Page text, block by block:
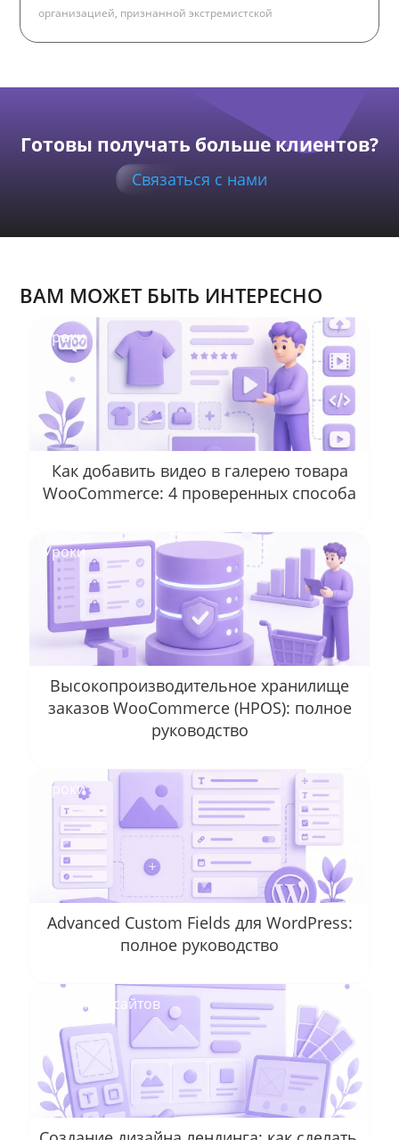
организацией, признанной экстремистской
Готовы получать больше клиентов?
Связаться с нами
ВАМ МОЖЕТ БЫТЬ ИНТЕРЕСНО
Уроки
Как добавить видео в галерею товара
WooCommerce: 4 проверенных способа
Уроки
Высокопроизводительное хранилище
заказов WooCommerce (HPOS): полное
руководство
Уроки
Advanced Custom Fields для WordPress:
полное руководство
Создание сайтов